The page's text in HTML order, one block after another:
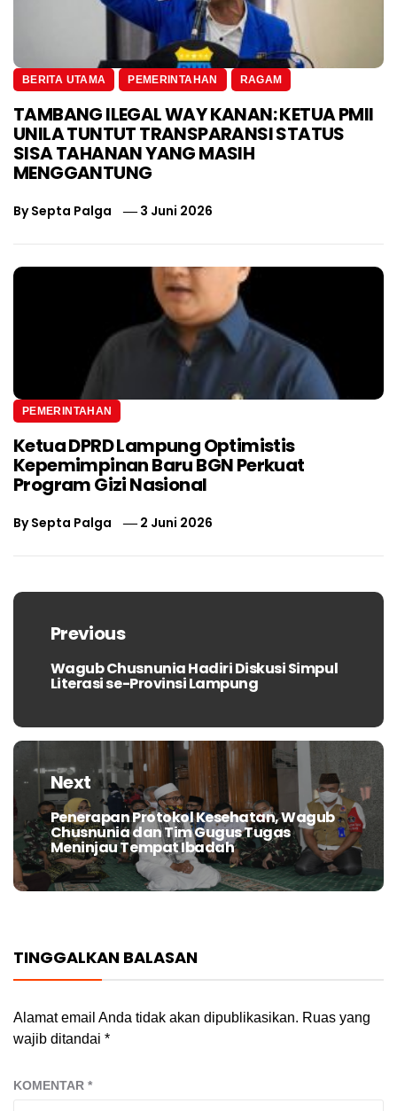
BERITA UTAMA PEMERINTAHAN RAGAM
TAMBANG ILEGAL WAY KANAN: KETUA PMII
UNILA TUNTUT TRANSPARANSI STATUS
SISA TAHANAN YANG MASIH
MENGGANTUNG
BySepta Palga 3 Juni 2026
PEMERINTAHAN
Ketua DPRD Lampung Optimistis
Kepemimpinan Baru BGN Perkuat
Program Gizi Nasional
BySepta Palga 2 Juni 2026
Navigasi
posPrevious
Previous
post:
Wagub Chusnunia Hadiri Diskusi Simpul
Literasi se-Provinsi Lampung
Next
Next
post:
Penerapan Protokol Kesehatan, Wagub
Chusnunia dan Tim Gugus Tugas
Meninjau Tempat Ibadah
TINGGALKAN BALASAN
Alamat email Anda tidak akan dipublikasikan. Ruas yang
wajib ditandai *
KOMENTAR *